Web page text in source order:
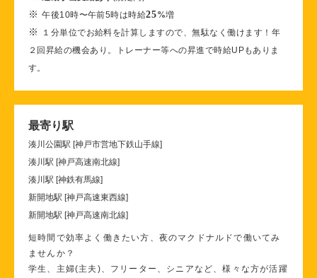
※午後10時〜午前5時は時給25%増
※
１分単位でお給料を計算しますので、無駄なく働けます！年
２回昇給の機会あり。トレーナー等への昇進で時給UPもありま
す。
最寄り駅
湊川公園駅 [神戸市営地下鉄山手線]
湊川駅 [神戸高速南北線]
湊川駅 [神鉄有馬線]
新開地駅 [神戸高速東西線]
新開地駅 [神戸高速南北線]
短時間で効率よく働きたい方、夜のマクドナルドで働いてみ
ませんか？
学生、主婦(主夫)、フリーター、シニアなど、様々な方が活躍